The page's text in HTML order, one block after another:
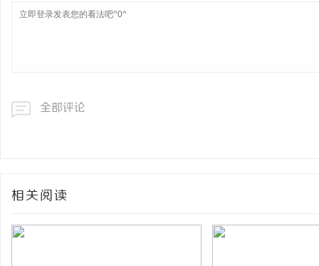
全部评论
相关阅读